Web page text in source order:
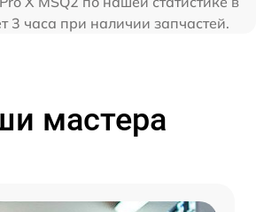
3 часа при наличии запчастей.
мастера